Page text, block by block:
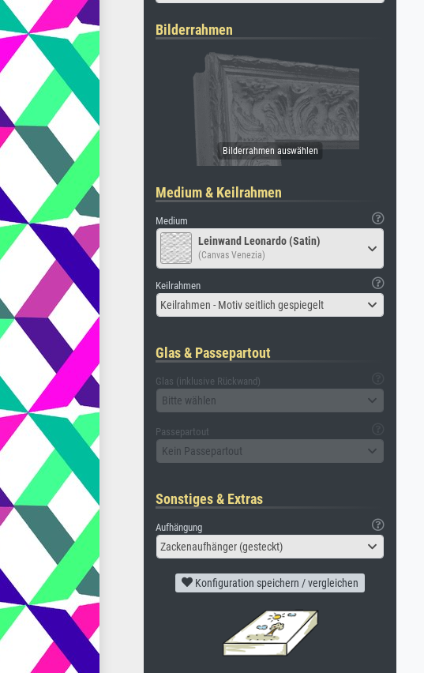
Bilderrahmen
Medium & Keilrahmen
Medium
Leinwand Leonardo (Satin)
(Canvas Venezia)
Keilrahmen
Keilrahmen - Motiv seitlich gespiegelt
Glas & Passepartout
Glas (inklusive Rückwand)
Bitte wählen
Passepartout
Kein Passepartout
Sonstiges & Extras
Aufhängung
Zackenaufhänger (gesteckt)
Konfiguration speichern / vergleichen